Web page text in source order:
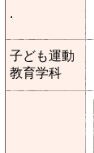
.
子ども運動
教育学科